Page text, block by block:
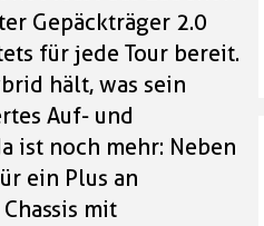
Gepäckträger 2.0
für jede Tour bereit.
hält, was sein
Auf- und
ist noch mehr: Neben
ein Plus an
mit